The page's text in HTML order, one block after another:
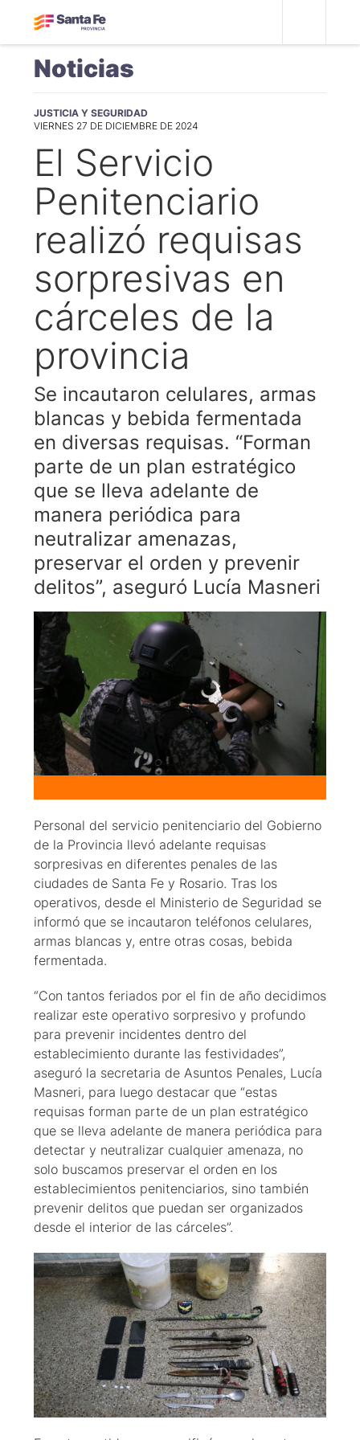
Noticias
JUSTICIA Y SEGURIDAD
VIERNES 27 DE DICIEMBRE DE 2024
El Servicio
Penitenciario
realizó requisas
sorpresivas en
cárceles de la
provincia
Se incautaron celulares, armas
blancas y bebida fermentada
en diversas requisas. “Forman
parte de un plan estratégico
que se lleva adelante de
manera periódica para
neutralizar amenazas,
preservar el orden y prevenir
delitos”, aseguró Lucía Masneri
Personal del servicio penitenciario del Gobierno
de la Provincia llevó adelante requisas
sorpresivas en diferentes penales de las
ciudades de Santa Fe y Rosario. Tras los
operativos, desde el Ministerio de Seguridad se
informó que se incautaron teléfonos celulares,
armas blancas y, entre otras cosas, bebida
fermentada.
“Con tantos feriados por el fin de año decidimos
realizar este operativo sorpresivo y profundo
para prevenir incidentes dentro del
establecimiento durante las festividades”,
aseguró la secretaria de Asuntos Penales, Lucía
Masneri, para luego destacar que “estas
requisas forman parte de un plan estratégico
que se lleva adelante de manera periódica para
detectar y neutralizar cualquier amenaza, no
solo buscamos preservar el orden en los
establecimientos penitenciarios, sino también
prevenir delitos que puedan ser organizados
desde el interior de las cárceles”.